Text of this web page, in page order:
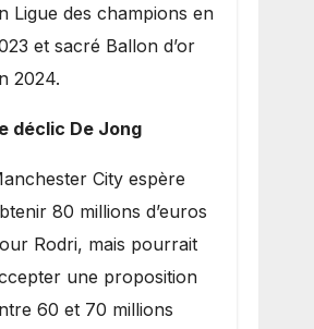
Ligue des champions en
et sacré Ballon d’or
2024.
déclic De Jong
City espère
80 millions d’euros
Rodri, mais pourrait
une proposition
60 et 70 millions